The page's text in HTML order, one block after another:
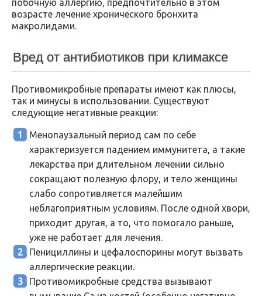
побочную аллергию, предпочтительно в этом
возрасте лечение хронического бронхита
макролидами.
Вред от антибиотиков при климаксе
Противомикробные препараты имеют как плюсы,
так и минусы в использовании. Существуют
следующие негативные реакции:
Менопаузальный период сам по себе
характеризуется падением иммунитета, а такие
лекарства при длительном лечении сильно
сокращают полезную флору, и тело женщины
слабо сопротивляется малейшим
неблагоприятным условиям. После одной хвори,
приходит другая, а то, что помогало раньше,
уже не работает для лечения.
Пенициллины и цефалоспорины могут вызвать
аллергические реакции.
Противомикробные средства вызывают